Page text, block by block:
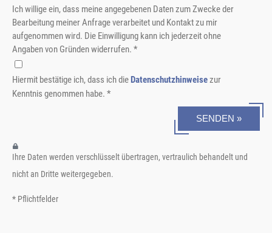
Ich willige ein, dass meine angegebenen Daten zum Zwecke der
Bearbeitung meiner Anfrage verarbeitet und Kontakt zu mir
aufgenommen wird. Die Einwilligung kann ich jederzeit ohne
Angaben von Gründen widerrufen. *
Hiermit bestätige ich, dass ich dieDatenschutzhinweisezur
Kenntnis genommen habe. *
SENDEN »
Ihre Daten werden verschlüsselt übertragen, vertraulich behandelt und
nicht an Dritte weitergegeben.
* Pflichtfelder